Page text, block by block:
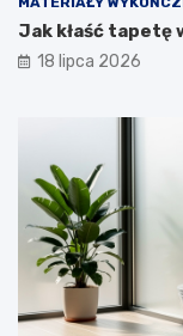
Jak kłaść tapetę
18 lipca 2026